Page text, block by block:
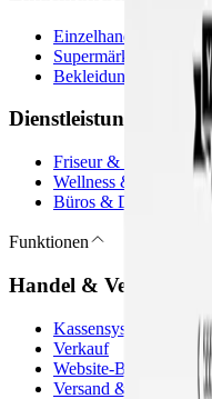
Einzelhandelsgeschäfte
Supermärkte
Bekleidungsgeschäfte
Dienstleistungen
Friseur & Barbershop
Wellness & Beauty
Büros &
Funktionen
Handel & Verkauf
Kassensystem
Verkauf
Website-Builder & E-
Versand & Zahlungen